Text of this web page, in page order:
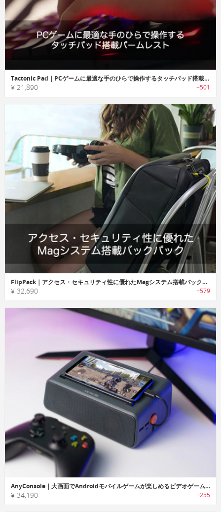
Tactonic Pad｜PCゲームに最適な手のひらで操作するタッチパッド搭載パームレスト「タクトニックパッド」
¥ 21,890 +501
FlipPack｜アクセス・セキュリティ性に優れたMagシステム搭載バックパック「フリップパック」
¥ 32,690 +579
AnyConsole｜大画面でAndroidモバイルゲームが楽しめるビデオゲームコンソール「エニーコンソール」
¥ 34,190 +255